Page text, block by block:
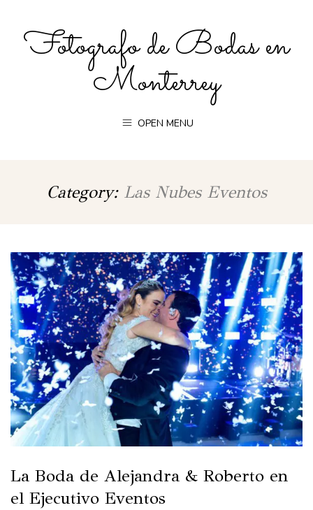
Fotografo de Bodas en
Monterrey
OPEN MENU
Category: Las Nubes Eventos
La Boda de Alejandra & Roberto en
el Ejecutivo Eventos